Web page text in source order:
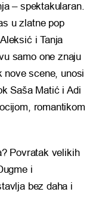
– spektakularan.
u zlatne pop
i Tanja
samo one znaju
nove scene, unosi
Saša Matić i Adi
romantikom
Povratak velikih
i
bez daha i